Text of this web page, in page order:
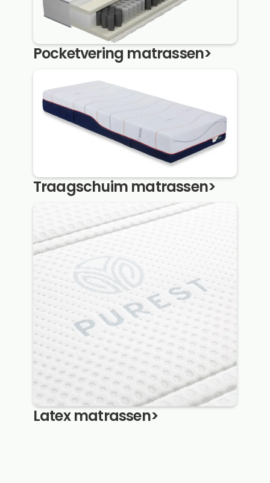
Pocketvering matrassen>
Traagschuim matrassen>
Latex matrassen>